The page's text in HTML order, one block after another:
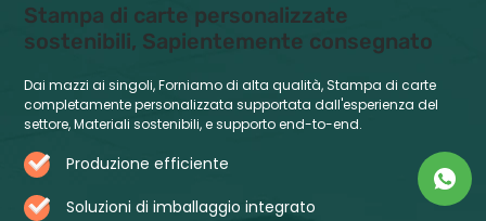
Stampa di carte personalizzate
sostenibili, Sapientemente consegnato
Dai mazzi ai singoli, Forniamo di alta qualità, Stampa di carte
completamente personalizzata supportata dall'esperienza del
settore, Materiali sostenibili, e supporto end-to-end.
Produzione efficiente
Soluzioni di imballaggio integrato